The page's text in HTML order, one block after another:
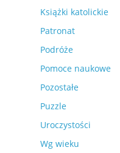
Książki katolickie
Patronat
Podróże
Pomoce naukowe
Pozostałe
Puzzle
Uroczystości
Wg wieku